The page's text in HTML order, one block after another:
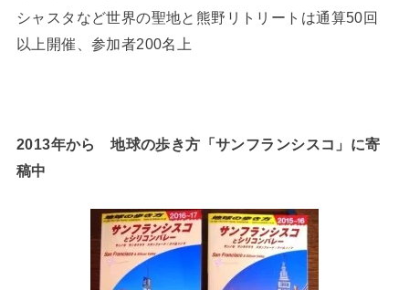
シャスタなど世界の聖地と熊野リトリートは通算50回
以上開催、参加者200名上
2013年から 地球の歩き方「サンフランシスコ」に寄
稿中